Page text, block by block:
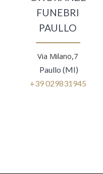
FUNEBRI
PAULLO
Via Milano,7
Paullo (MI)
+39 029831945